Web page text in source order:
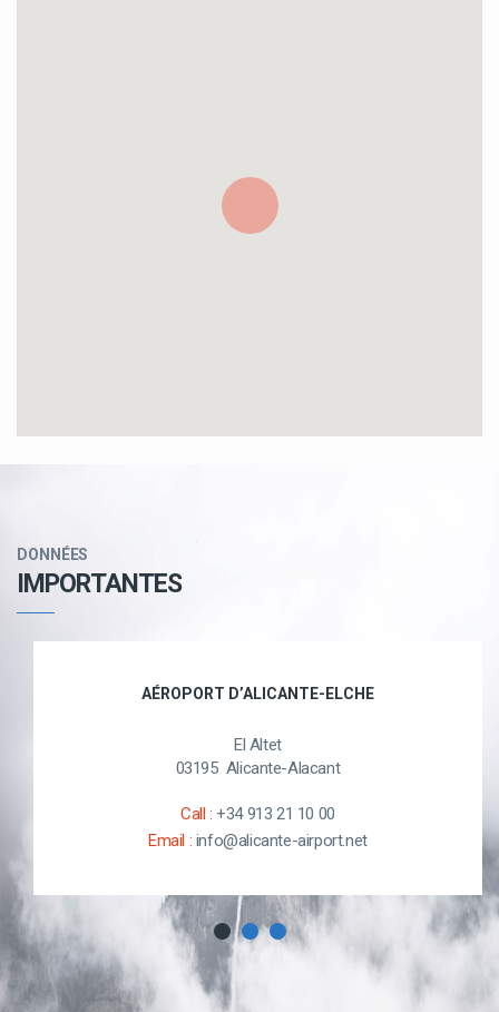
DONNÉES
IMPORTANTES
AÉROPORT D’ALICANTE-ELCHE
El Altet
03195 Alicante-Alacant
Call :+34 913 21 10 00
Email : info@alicante-airport.net